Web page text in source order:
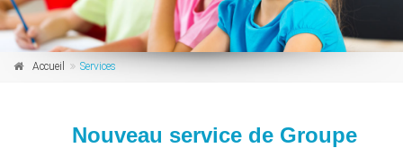
Accueil Services
Nouveau service de Groupe